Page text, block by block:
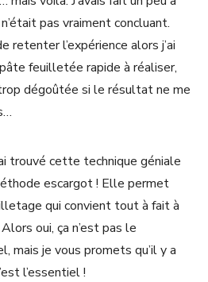
pas vraiment concluant.
retenter l’expérience alors j’ai
feuilletée rapide à réaliser,
dégoûtée si le résultat ne me
trouvé cette technique géniale
escargot ! Elle permet
qui convient tout à fait à
oui, ça n’est pas le
mais je vous promets qu’il y a
l’essentiel !